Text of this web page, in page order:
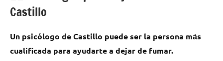
Castillo
Un psicólogo dе Castillo puede ser la persona mа́s
cualificada pаrа ayudarte а dejar dе fumar.